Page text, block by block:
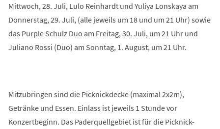
Mittwoch, 28. Juli, Lulo Reinhardt und Yuliya Lonskaya am
Donnerstag, 29. Juli, (alle jeweils um 18 und um 21 Uhr) sowie
das Purple Schulz Duo am Freitag, 30. Juli, um 21 Uhr und
Juliano Rossi (Duo) am Sonntag, 1. August, um 21 Uhr.
Mitzubringen sind die Picknickdecke (maximal 2x2m),
Getränke und Essen. Einlass ist jeweils 1 Stunde vor
Konzertbeginn. Das Paderquellgebiet ist für die Picknick-